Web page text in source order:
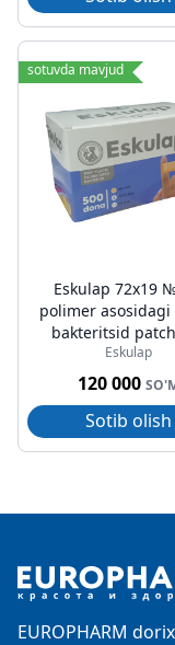
sotuvda mavjud
Eskulap 72x19
polimer
bakteritsid
rangi
Eskulap
120 000
Sotib olish
EUROPHARM